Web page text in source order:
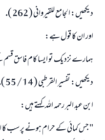
ديكھيں: الجامع للقيروانى ( 262 ).
اور ان كا قول ہے:
ہمارے نزديك تو ايسا كام فاسق
ديكھيں: تفسير القرطبى ( 14 / 55 ).
ابن عبد البر رحمہ اللہ كہتے ہيں:
" جس كمائى كے حرام ہونے پر سب كا